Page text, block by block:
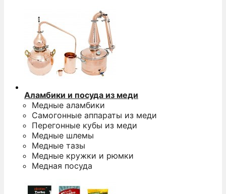
Аламбики и посуда из меди
Медные аламбики
Самогонные аппараты из меди
Перегонные кубы из меди
Медные шлемы
Медные тазы
Медные кружки и рюмки
Медная посуда